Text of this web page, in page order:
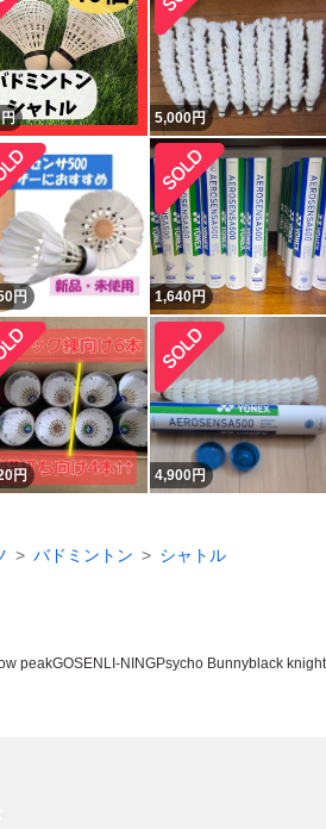
ね！
円 5,000円
円 1,640円
円 4,900円
バドミントン シャトル
peakGOSEN LI-NINGPsycho Bunnyblack knight